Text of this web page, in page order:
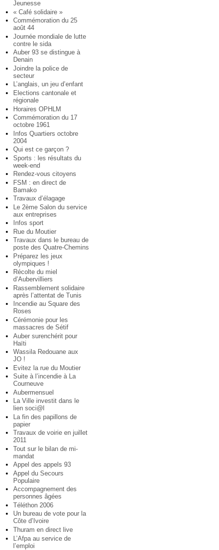
Jeunesse
« Café solidaire »
Commémoration du 25
août 44
Journée mondiale de lutte
contre le sida
Auber 93 se distingue à
Denain
Joindre la police de
secteur
L’anglais, un jeu d’enfant
Elections cantonale et
régionale
Horaires OPHLM
Commémoration du 17
octobre 1961
Infos Quartiers octobre
2004
Qui est ce garçon ?
Sports : les résultats du
week-end
Rendez-vous citoyens
FSM : en direct de
Bamako
Travaux d’élagage
Le 2ème Salon du service
aux entreprises
Infos sport
Rue du Moutier
Travaux dans le bureau de
poste des Quatre-Chemins
Préparez les jeux
olympiques !
Récolte du miel
d’Aubervilliers
Rassemblement solidaire
après l’attentat de Tunis
Incendie au Square des
Roses
Cérémonie pour les
massacres de Sétif
Auber surenchérit pour
Haïti
Wassila Redouane aux
JO !
Evitez la rue du Moutier
Suite à l’incendie à La
Courneuve
Aubermensuel
La Ville investit dans le
lien soci@l
La fin des papillons de
papier
Travaux de voirie en juillet
2011
Tout sur le bilan de mi-
mandat
Appel des appels 93
Appel du Secours
Populaire
Accompagnement des
personnes âgées
Téléthon 2006
Un bureau de vote pour la
Côte d’Ivoire
Thuram en direct live
L’Afpa au service de
l’emploi